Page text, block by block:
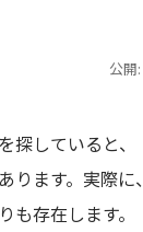
公開
探していると
ります。実際
も存在します。